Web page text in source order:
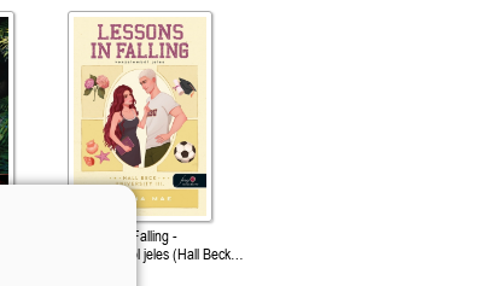
Lessons in Falling -
Vonzalomból jeles (Hall Beck